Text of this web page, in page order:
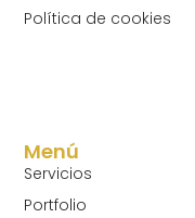
Menú
Servicios
Portfolio
Política de cookies